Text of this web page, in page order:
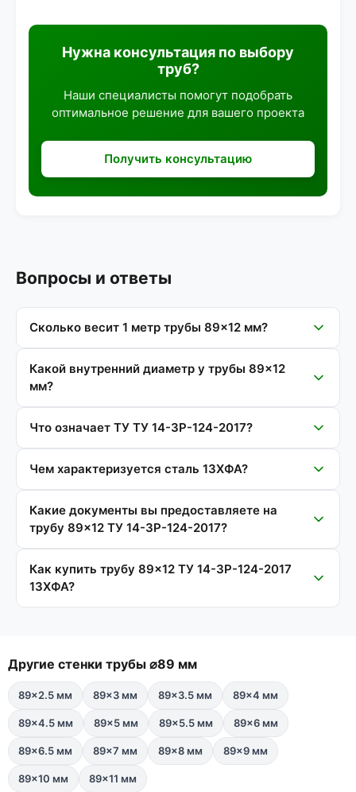
Нужна консультация по выбору
труб?
Наши специалисты помогут подобрать
оптимальное решение для вашего проекта
Получить консультацию
Вопросы и ответы
Сколько весит 1 метр трубы 89×12 мм?
Какой внутренний диаметр у трубы 89×12
мм?
Что означает ТУ ТУ 14-3Р-124-2017?
Чем характеризуется сталь 13ХФА?
Какие документы вы предоставляете на
трубу 89×12 ТУ 14-3Р-124-2017?
Как купить трубу 89×12 ТУ 14-3Р-124-2017
13ХФА?
Другие стенки трубы ⌀89 мм
89×2.5 мм 89×3 мм 89×3.5 мм 89×4 мм
89×4.5 мм 89×5 мм 89×5.5 мм 89×6 мм
89×6.5 мм 89×7 мм 89×8 мм 89×9 мм
89×10 мм 89×11 мм